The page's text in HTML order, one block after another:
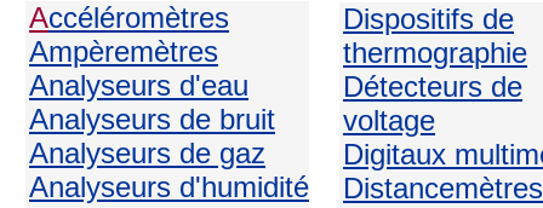
Accéléromètres
Ampèremètres
Analyseurs d'eau
Analyseurs de bruit
Analyseurs de gaz
Analyseurs d'humidité
Dispositifs de
thermographie
Détecteurs de
voltage
Digitaux
Distancemètres